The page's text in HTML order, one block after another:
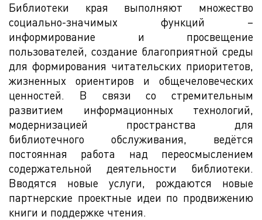
Библиотеки края выполняют множество
социально-значимых функций –
информирование и просвещение
пользователей, создание благоприятной среды
для формирования читательских приоритетов,
жизненных ориентиров и общечеловеческих
ценностей. В связи со стремительным
развитием информационных технологий,
модернизацией пространства для
библиотечного обслуживания, ведётся
постоянная работа над переосмыслением
содержательной деятельности библиотеки.
Вводятся новые услуги, рождаются новые
партнерские проектные идеи по продвижению
книги и поддержке чтения.